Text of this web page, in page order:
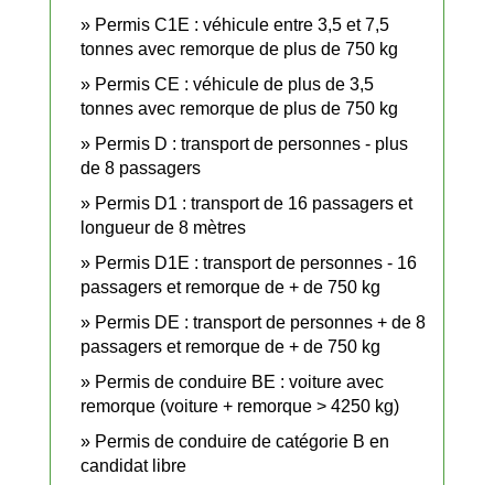
Permis C1E : véhicule entre 3,5 et 7,5
tonnes avec remorque de plus de 750 kg
Permis CE : véhicule de plus de 3,5
tonnes avec remorque de plus de 750 kg
Permis D : transport de personnes - plus
de 8 passagers
Permis D1 : transport de 16 passagers et
longueur de 8 mètres
Permis D1E : transport de personnes - 16
passagers et remorque de + de 750 kg
Permis DE : transport de personnes + de 8
passagers et remorque de + de 750 kg
Permis de conduire BE : voiture avec
remorque (voiture + remorque > 4250 kg)
Permis de conduire de catégorie B en
candidat libre